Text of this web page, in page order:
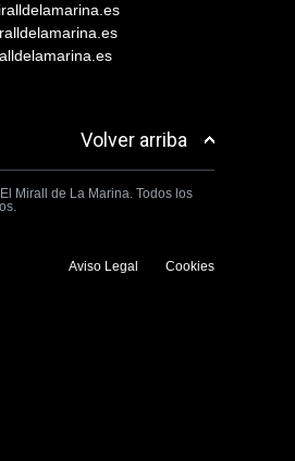
Volver arriba
Mirall de La Marina. Todos los
Aviso Legal Cookies